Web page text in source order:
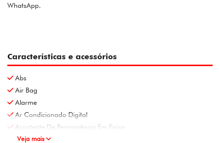
WhatsApp.
Características e acessórios
Abs
Air Bag
Alarme
Ar Condicionado Digital
Assistente De Permanência Em Faixa
Veja mais